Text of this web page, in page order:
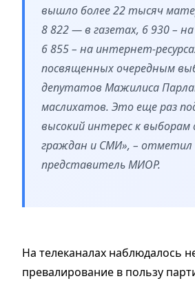
вышло более 22 тысяч
8 822 — в газетах, 6 930 –
6 855 – на интернет-
посвященных очередным
депутатов Мажилиса
маслихатов. Это еще раз
высокий интерес к выборам
граждан и СМИ», – отметил
представитель МИОР.
На телеканалах наблюдалось
превалирование в пользу